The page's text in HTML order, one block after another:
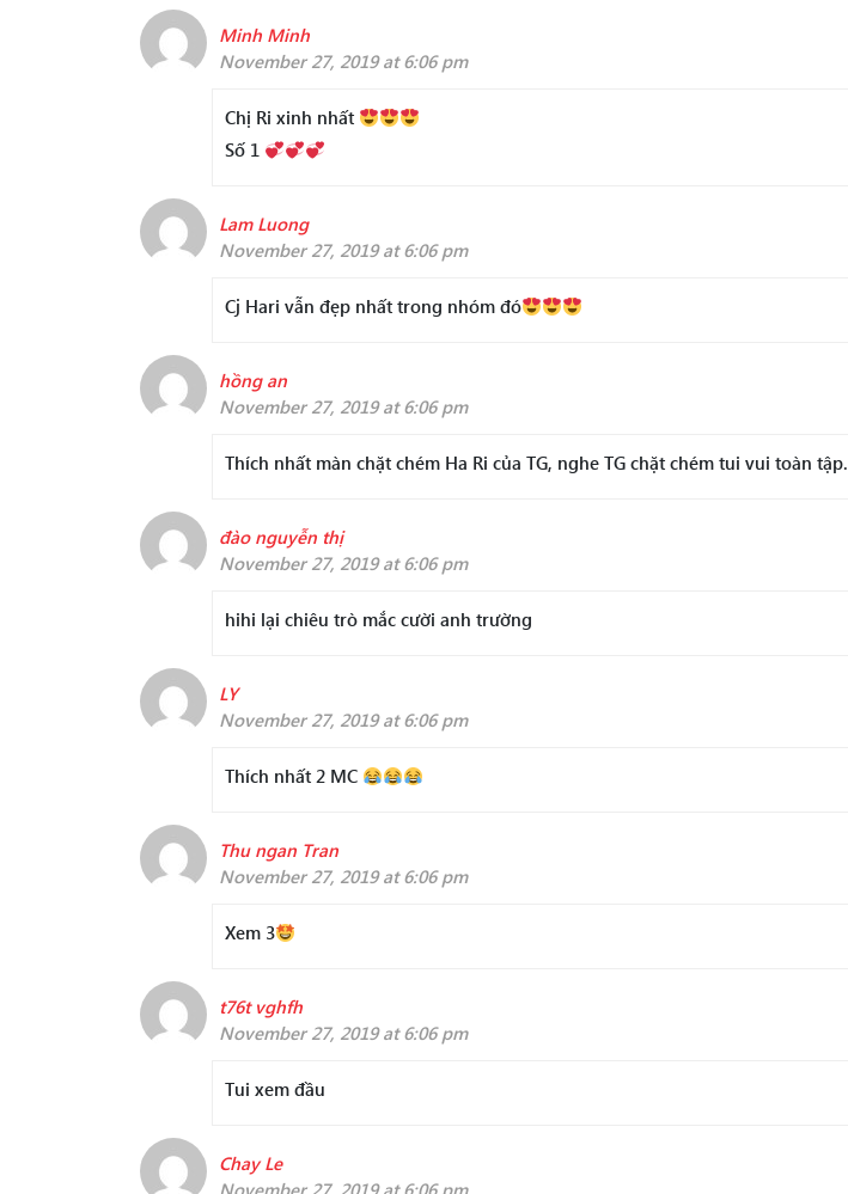
Minh Minh
November 27, 2019 at 6:06 pm
Chị Ri xinh nhất
Số 1
Lam Luong
November 27, 2019 at 6:06 pm
Cj Hari vẫn đẹp nhất trong nhóm đó
hồng an
November 27, 2019 at 6:06 pm
Thích nhất màn chặt chém Ha Ri của TG, nghe TG chặt chém tui vui toàn tập.
đào nguyễn thị
November 27, 2019 at 6:06 pm
hihi lại chiêu trò mắc cười anh trường
LY
November 27, 2019 at 6:06 pm
Thích nhất 2 MC
Thu ngan Tran
November 27, 2019 at 6:06 pm
Xem 3
t76t vghfh
November 27, 2019 at 6:06 pm
Tui xem đầu
Chay Le
November 27, 2019 at 6:06 pm